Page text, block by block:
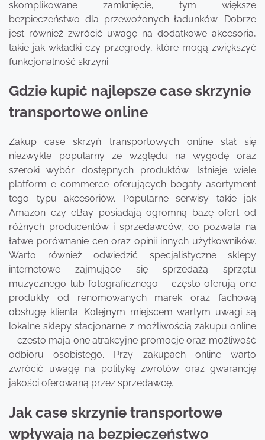
skomplikowane zamknięcie, tym większe
bezpieczeństwo dla przewożonych ładunków. Dobrze
jest również zwrócić uwagę na dodatkowe akcesoria,
takie jak wkładki czy przegrody, które mogą zwiększyć
funkcjonalność skrzyni.
Gdzie kupić najlepsze case skrzynie
transportowe online
Zakup case skrzyń transportowych online stał się
niezwykle popularny ze względu na wygodę oraz
szeroki wybór dostępnych produktów. Istnieje wiele
platform e-commerce oferujących bogaty asortyment
tego typu akcesoriów. Popularne serwisy takie jak
Amazon czy eBay posiadają ogromną bazę ofert od
różnych producentów i sprzedawców, co pozwala na
łatwe porównanie cen oraz opinii innych użytkowników.
Warto również odwiedzić specjalistyczne sklepy
internetowe zajmujące się sprzedażą sprzętu
muzycznego lub fotograficznego – często oferują one
produkty od renomowanych marek oraz fachową
obsługę klienta. Kolejnym miejscem wartym uwagi są
lokalne sklepy stacjonarne z możliwością zakupu online
– często mają one atrakcyjne promocje oraz możliwość
odbioru osobistego. Przy zakupach online warto
zwrócić uwagę na politykę zwrotów oraz gwarancję
jakości oferowaną przez sprzedawcę.
Jak case skrzynie transportowe
wpływają na bezpieczeństwo